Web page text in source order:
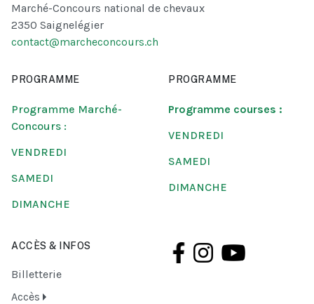
Marché-Concours national de chevaux
2350 Saignelégier
contact@marcheconcours.ch
PROGRAMME
Programme Marché-
Concours :
VENDREDI
SAMEDI
DIMANCHE
PROGRAMME
Programme courses :
VENDREDI
SAMEDI
DIMANCHE
ACCÈS & INFOS
Billetterie
Accès